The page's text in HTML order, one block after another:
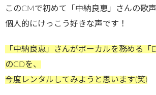
このCMで初めて「中納良恵」さんの歌
個人的にけっこう好きな声です！
「中納良恵」さんがボーカルを務める「
のCDを、
今度レンタルしてみようと思います(笑)